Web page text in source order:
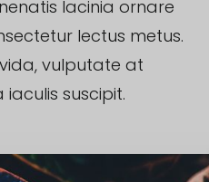
lacinia ornare
lectus metus.
vulputate at
suscipit.